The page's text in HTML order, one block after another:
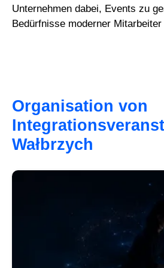
Unternehmen dabei, Events zu
Bedürfnisse moderner
Organisation von
Wałbrzych